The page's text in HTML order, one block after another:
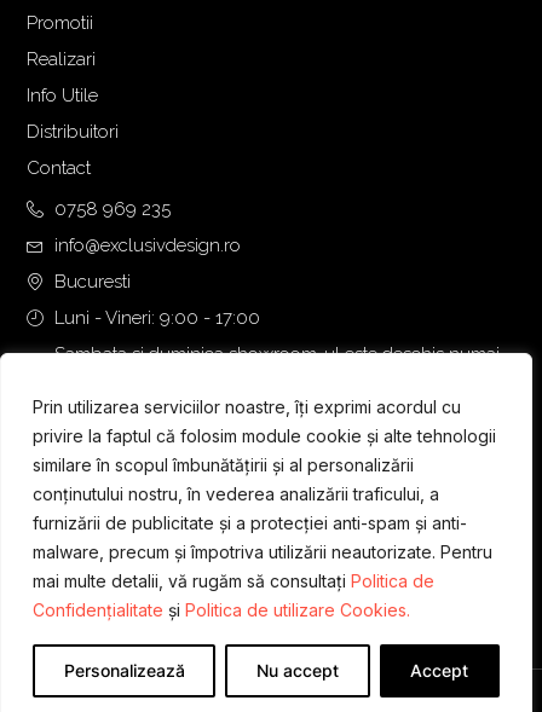
Prin utilizarea serviciilor noastre, îți exprimi acordul cu
privire la faptul că folosim module cookie și alte tehnologii
similare în scopul îmbunătățirii și al personalizării
conținutului nostru, în vederea analizării traficului, a
furnizării de publicitate și a protecției anti-spam și anti-
malware, precum și împotriva utilizării neautorizate. Pentru
mai multe detalii, vă rugăm să consultați Politica de
Confidențialitate și Politica de utilizare Cookies.
Personalizează Nu accept Accept
Promotii
Realizari
Info Utile
Distribuitori
Contact
0758 969 235
info@exclusivdesign.ro
Bucuresti
Luni - Vineri: 9:00 - 17:00
Sambata si duminica showroom-ul este deschis numai
Designed & Developed byWEDEV IT